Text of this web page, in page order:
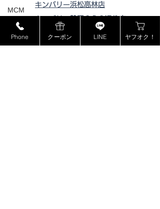
MCM
ミュウミュウ
モンブラン
キンバリー浜松高林店
キンバリー藤枝インター店
ピックアップ浜松西伊場店
Phone クーポン LINE ヤフオク！